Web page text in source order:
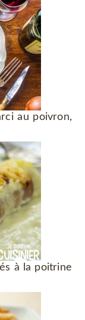
au poivron,
à la poitrine